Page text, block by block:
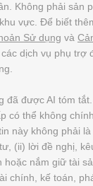
Không phải sản
vực. Để biết
Sử dụng và
dịch vụ phụ trợ
đã được AI tóm
có thể không
này không phải
(ii) lời đề nghị,
nắm giữ tài
chính, kế toán,